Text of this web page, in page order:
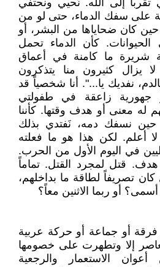
تقرباً إلى الله. نُحيي ونحتفي
على سفك الدماء، حتى لو من
كان ضحاياها من البشر، أو
كأن الدماء تحمل
شريرة ما كامنة في أعماق
يزال كثيرون منا يتذكرون
نفديك يا...". أنا شخصياً قد
جهورية زاعقة في طفولتي
له معنى أو هدف وقتها. كأننا
نسفك دمه، نَفتدي بذلك
أعلم. لكن هذا هو ما فعلته
في اليوم الأول من الحرب.
قتل لمجرد القتل. تماماً
تصريفاً لطاقة ما بداخلهم،
أسمى؟ أو ربما الاثنين معاً؟
أو جماعة أو حركة عربية
إلا وتطهرت على خصومها
الاستعمار والرجعية